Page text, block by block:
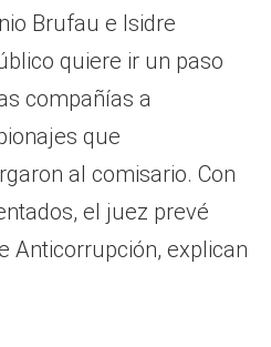
Brufau e Isidre
quiere ir un paso
compañías a
que
al comisario. Con
el juez prevé
Anticorrupción, explican